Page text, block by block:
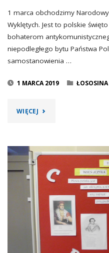
1 marca obchodzimy
Wyklętych. Jest to polskie
bohaterom
niepodległego bytu Państwa
samostanowienia …
1 MARCA 2019 ŁOSOSINA
WIĘCEJ"NARODOWY
ŻOŁNIERZY
WYKLĘTYCH"